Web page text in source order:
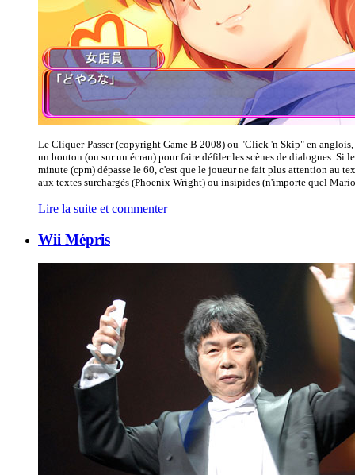
Le Cliquer-Passer (copyright Game B 2008) ou "Click 'n Skip" en
un bouton (ou sur un écran) pour faire défiler les scènes de dialogues. Si
minute (cpm) dépasse le 60, c'est que le joueur ne fait plus attention au
aux textes surchargés (Phoenix Wright) ou insipides (n'importe quel
Lire la suite et commenter
Wii Mépris